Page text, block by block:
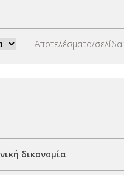
Αποτελέσματα/σελίδα:
δικονομία